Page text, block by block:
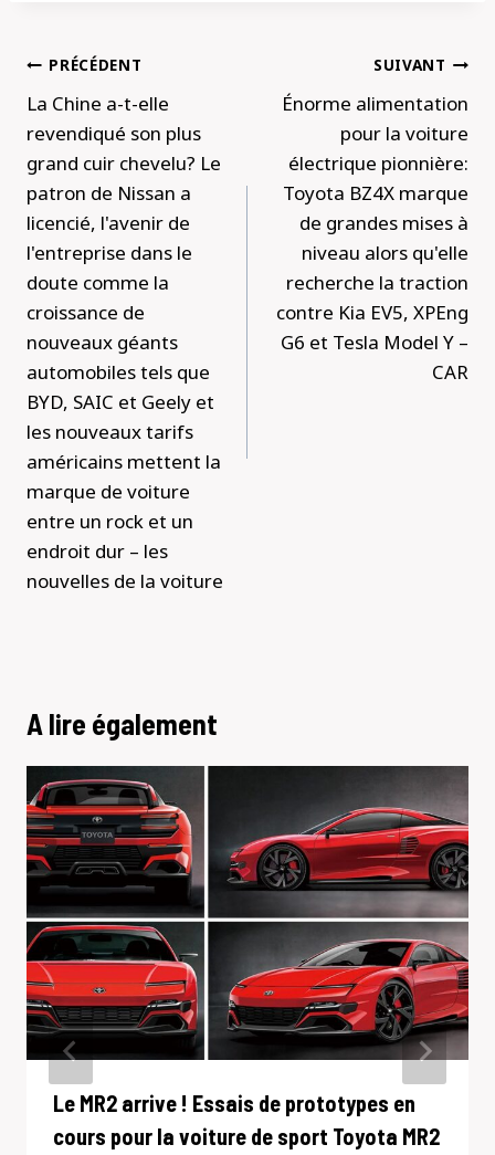
Navigation
de
l’article
PRÉCÉDENT
La Chine a-t-elle
revendiqué son plus
grand cuir chevelu? Le
patron de Nissan a
licencié, l'avenir de
l'entreprise dans le
doute comme la
croissance de
nouveaux géants
automobiles tels que
BYD, SAIC et Geely et
les nouveaux tarifs
américains mettent la
marque de voiture
entre un rock et un
endroit dur – les
nouvelles de la voiture
SUIVANT
Énorme alimentation
pour la voiture
électrique pionnière:
Toyota BZ4X marque
de grandes mises à
niveau alors qu'elle
recherche la traction
contre Kia EV5, XPEng
G6 et Tesla Model Y –
CAR
A lire également
Le MR2 arrive ! Essais de prototypes en
cours pour la voiture de sport Toyota MR2